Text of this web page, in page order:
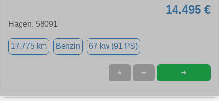
14.495 €
Hagen, 58091
17.775 km Benzin 67 kw (91 PS)
★ ➦ ➜